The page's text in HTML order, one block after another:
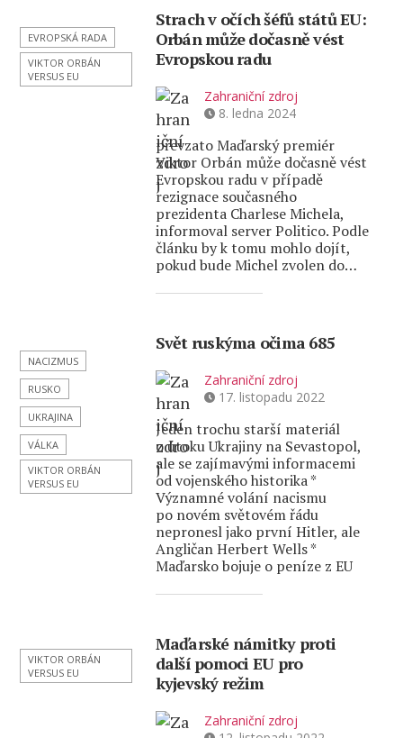
EVROPSKÁ RADA
VIKTOR ORBÁN
VERSUS EU
Strach v očích šéfů států EU:
Orbán může dočasně vést
Evropskou radu
Zahraniční zdroj
8. ledna 2024
převzato Maďarský premiér
Viktor Orbán může dočasně vést
Evropskou radu v případě
rezignace současného
prezidenta Charlese Michela,
informoval server Politico. Podle
článku by k tomu mohlo dojít,
pokud bude Michel zvolen do…
NACIZMUS
RUSKO
UKRAJINA
VÁLKA
VIKTOR ORBÁN
VERSUS EU
Svět ruskýma očima 685
Zahraniční zdroj
17. listopadu 2022
Jeden trochu starší materiál
o útoku Ukrajiny na Sevastopol,
ale se zajímavými informacemi
od vojenského historika *
Významné volání nacismu
po novém světovém řádu
nepronesl jako první Hitler, ale
Angličan Herbert Wells *
Maďarsko bojuje o peníze z EU
VIKTOR ORBÁN
VERSUS EU
Maďarské námitky proti
další pomoci EU pro
kyjevský režim
Zahraniční zdroj